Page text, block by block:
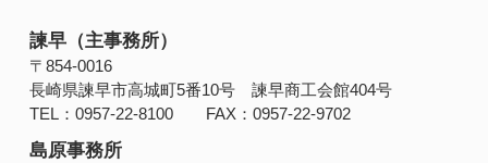
諫早（主事務所）
〒854‐0016
長崎県諫早市高城町5番10号 諫早商工会館404号
TEL：0957-22-8100 FAX：0957-22-9702
島原事務所